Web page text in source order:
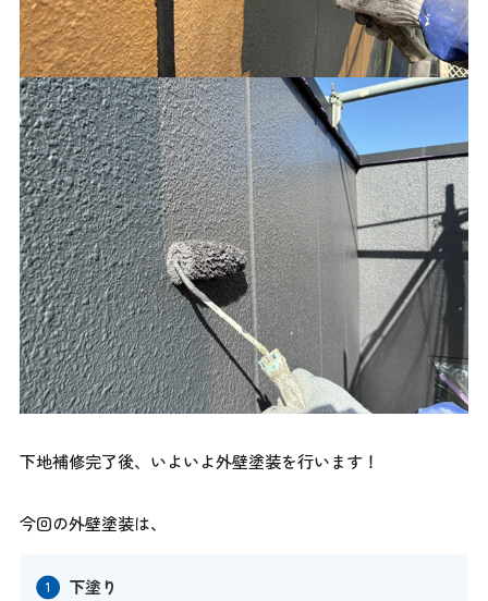
下地補修完了後、いよいよ外壁塗装を行います！
今回の外壁塗装は、
下塗り